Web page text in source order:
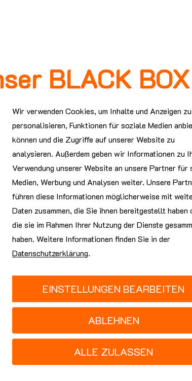
BLACK
nominiert
entwickelte BLACK BOX für das
basiert auf einem nasschemischen Prozess zur
ermöglicht höhere Massendurchsätze als
ins Ausland exportiert werden, sondern können
nominiert worden zu sein und sind und werden
Lösung wird am 23. September am Swiss
Nachrichten
23.12.2024 Recycling von leeren Tonern
Wir verwenden Cookies, um Inhalte und Anzeigen zu
personalisieren, Funktionen für soziale Medien
können und die Zugriffe auf unserer Website zu
analysieren. Außerdem geben wir Informationen zu
Verwendung unserer Website an unsere Partner für
Medien, Werbung und Analysen weiter. Unsere
führen diese Informationen möglicherweise mit
Daten zusammen, die Sie ihnen bereitgestellt haben
die sie im Rahmen Ihrer Nutzung der Dienste
haben. Weitere Informationen finden Sie in der
Datenschutzerklärung.
EINSTELLUNGEN BEARBEITEN
ABLEHNEN
ALLE ZULASSEN